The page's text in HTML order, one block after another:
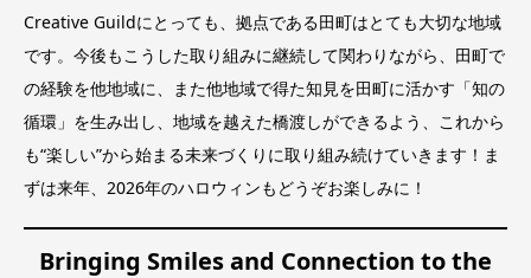
Creative Guildにとっても、拠点である田町はとても大切な地域
です。今後もこうした取り組みに継続して関わりながら、田町で
の経験を他地域に、また他地域で得た知見を田町に活かす「知の
循環」を生み出し、地域を越えた橋渡しができるよう、これから
も“楽しい”から始まる未来づくりに取り組み続けていきます！ま
ずは来年、2026年のハロウィンもどうぞお楽しみに！
Bringing Smiles and Connection to the